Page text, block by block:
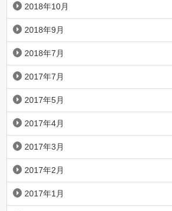
2018年10月
2018年9月
2018年7月
2017年7月
2017年5月
2017年4月
2017年3月
2017年2月
2017年1月